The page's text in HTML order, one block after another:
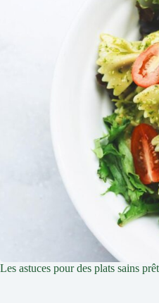
Les astuces pour des plats sains